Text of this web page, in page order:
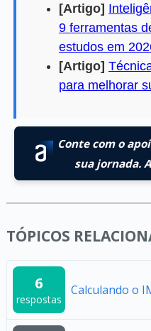
[Artigo]
9 ferramentas
estudos em
[Artigo]
para melhorar
Conte com o
sua jornada.
TÓPICOS
6
respostas
Calculando o